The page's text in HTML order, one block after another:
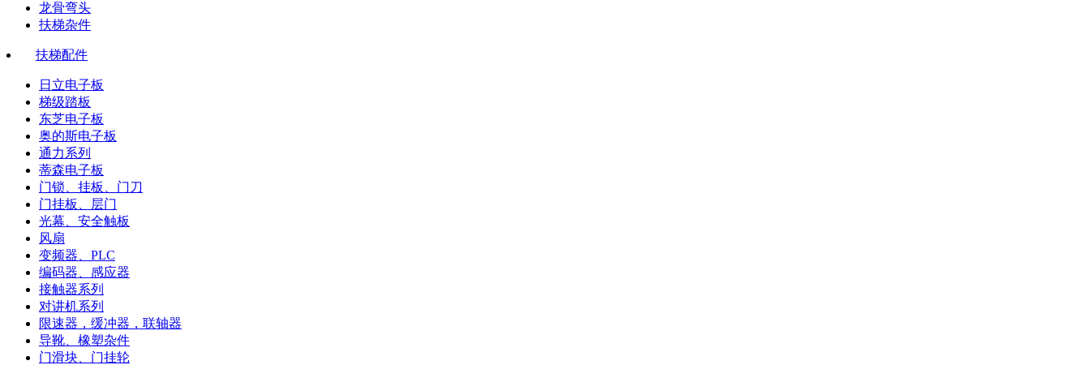
龙骨弯头
扶梯杂件
扶梯配件
日立电子板
梯级踏板
东芝电子板
奥的斯电子板
通力系列
蒂森电子板
门锁、挂板、门刀
门挂板、层门
光幕、安全触板
风扇
变频器、PLC
编码器、感应器
接触器系列
对讲机系列
限速器，缓冲器，联轴器
导靴、橡塑杂件
门滑块、门挂轮